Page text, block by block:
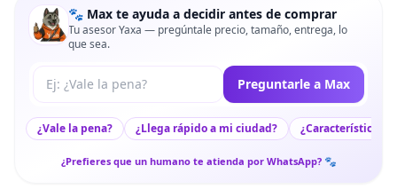
🐾 Max te ayuda a decidir antes de comprar
Tu asesor Yaxa — pregúntale precio, tamaño, entrega, lo
que sea.
Tu pregunta a Max Preguntarle a Max
¿Vale la pena? ¿Llega rápido a mi ciudad? ¿Características
¿Prefieres que un humano te atienda por WhatsApp? 🐾